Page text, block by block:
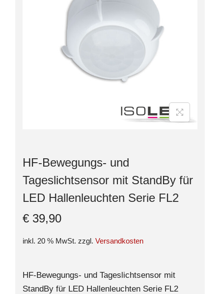
HF-Bewegungs- und
Tageslichtsensor mit StandBy für
LED Hallenleuchten Serie FL2
€ 39,90
inkl. 20 % MwSt. zzgl. Versandkosten
HF-Bewegungs- und Tageslichtsensor mit
StandBy für LED Hallenleuchten Serie FL2